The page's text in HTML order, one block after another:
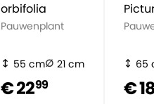
orbifolia
Pauwenplant
55 cm 21 cm
€ 2299
65
€